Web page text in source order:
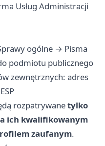
Usług Administracji
ogólne → Pisma
podmiotu publicznego
zewnętrznych: adres
rozpatrywanetylko
ich kwalifikowanym
zaufanym.